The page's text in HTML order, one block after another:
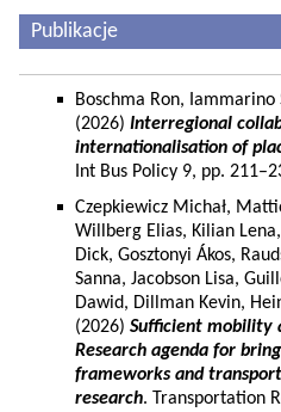
Publikacje
Boschma Ron, Iammarino
(2026) Interregional
internationalisation of
Int Bus Policy 9, pp.
Czepkiewicz Michał,
Willberg Elias, Kilian
Dick, Gosztonyi Ákos,
Sanna, Jacobson Lisa,
Dawid, Dillman Kevin,
(2026) Sufficient mobility
Research agenda for
frameworks and
research. Transportation